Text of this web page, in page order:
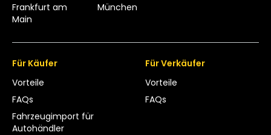
Frankfurt am
Main
München
Für Käufer
Vorteile
FAQs
Fahrzeugimport für
Autohändler
Für Verkäufer
Vorteile
FAQs